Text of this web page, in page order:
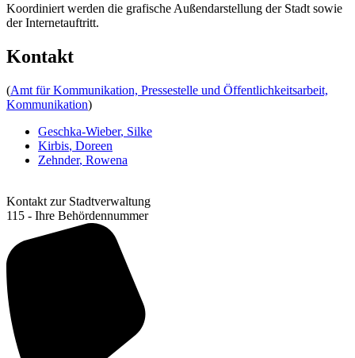
Koordiniert werden die grafische Außendarstellung der Stadt sowie
der Internetauftritt.
Kontakt
(Amt für Kommunikation, Pressestelle und Öffentlichkeitsarbeit,
Kommunikation)
Geschka-Wieber, Silke
Kirbis, Doreen
Zehnder, Rowena
Kontakt zur Stadtverwaltung
115 - Ihre Behördennummer